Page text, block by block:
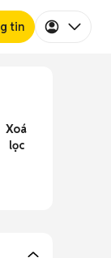
tin
Xoá
lọc